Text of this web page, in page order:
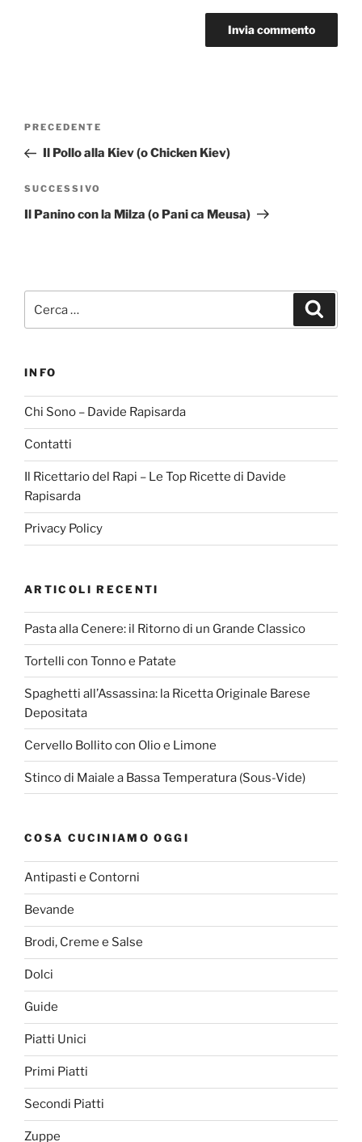
Navigazione
Articolo
precedente:
PRECEDENTE
Il Pollo alla Kiev (o Chicken Kiev)
Articolo
successivo
SUCCESSIVO
Il Panino con la Milza (o Pani ca Meusa)
INFO
Chi Sono – Davide Rapisarda
Contatti
Il Ricettario del Rapi – Le Top Ricette di Davide
Rapisarda
Privacy Policy
ARTICOLI RECENTI
Pasta alla Cenere: il Ritorno di un Grande Classico
Tortelli con Tonno e Patate
Spaghetti all’Assassina: la Ricetta Originale Barese
Depositata
Cervello Bollito con Olio e Limone
Stinco di Maiale a Bassa Temperatura (Sous-Vide)
COSA CUCINIAMO OGGI
Antipasti e Contorni
Bevande
Brodi, Creme e Salse
Dolci
Guide
Piatti Unici
Primi Piatti
Secondi Piatti
Zuppe